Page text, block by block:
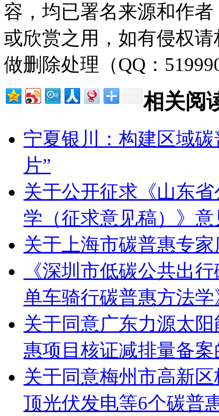
容，均已署名来源和作
或欣赏之用，如有侵权
做删除处理（QQ：
相关阅
宁夏银川：构建区域
片”
关于公开征求《山东
学（征求意见稿）》
关于上海市碳普惠专
《深圳市低碳公共出
单车骑行碳普惠方法
关于同意广东力源太
惠项目核证减排量备案
关于同意梅州市高新
顶光伏发电等6个碳普